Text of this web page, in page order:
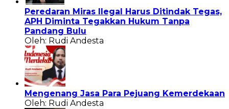
Peredaran Miras Ilegal Harus Ditindak Tegas,
APH Diminta Tegakkan Hukum Tanpa
Pandang Bulu
Oleh: Rudi Andesta
Mengenang Jasa Para Pejuang Kemerdekaan
Oleh: Rudi Andesta